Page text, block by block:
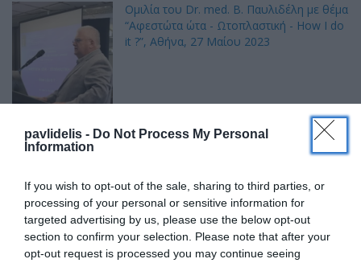
pavlidelis - Do Not Process My Personal
Information
If you wish to opt-out of the sale, sharing to third parties, or
processing of your personal or sensitive information for
targeted advertising by us, please use the below opt-out
section to confirm your selection. Please note that after your
opt-out request is processed you may continue seeing
Ομιλία του Dr. med. B. Παυλιδέλη με θέμα
“Αφεστώτα ώτα - Ωτοπλαστική - How I do
it ?”, Αθήνα, 27 Mαίου 2023
στη Ρινοπλαστική. Ιατρική Σχολή
Δημοκρίτειου Πανεπ. Θράκης,
Αλεξανδρούπολη, Ιανουάριος 2022